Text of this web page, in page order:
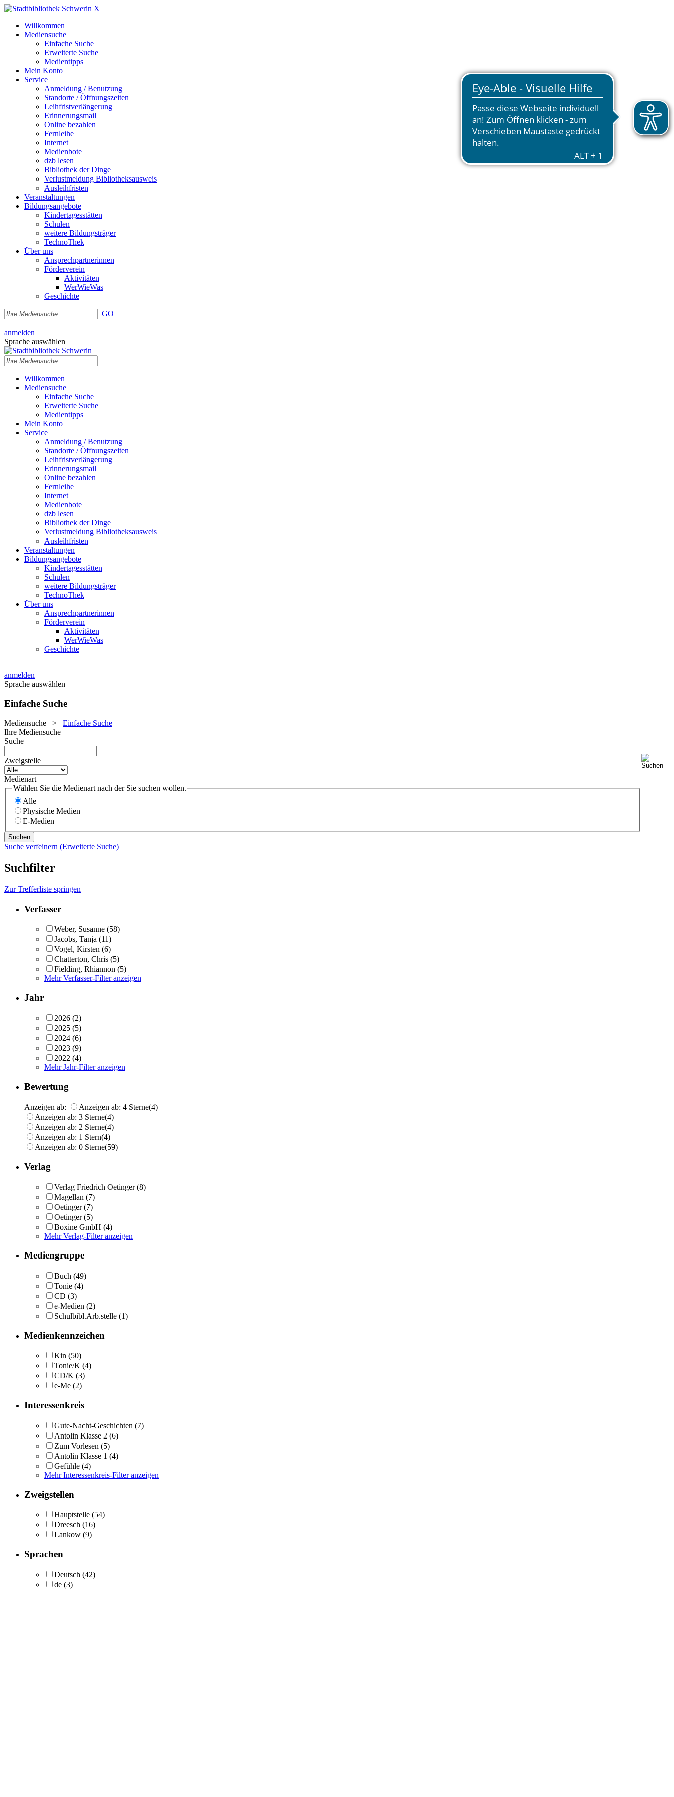
X
Willkommen
Mediensuche
Einfache Suche
Erweiterte Suche
Medientipps
Mein Konto
Service
Anmeldung / Benutzung
Standorte / Öffnungszeiten
Leihfristverlängerung
Erinnerungsmail
Online bezahlen
Fernleihe
Internet
Medienbote
dzb lesen
Bibliothek der Dinge
Verlustmeldung Bibliotheksausweis
Ausleihfristen
Veranstaltungen
Bildungsangebote
Kindertagesstätten
Schulen
weitere Bildungsträger
TechnoThek
Über uns
Ansprechpartnerinnen
Förderverein
Aktivitäten
WerWieWas
Geschichte
GO
|
anmelden
Sprache auswählen
Willkommen
Mediensuche
Einfache Suche
Erweiterte Suche
Medientipps
Mein Konto
Service
Anmeldung / Benutzung
Standorte / Öffnungszeiten
Leihfristverlängerung
Erinnerungsmail
Online bezahlen
Fernleihe
Internet
Medienbote
dzb lesen
Bibliothek der Dinge
Verlustmeldung Bibliotheksausweis
Ausleihfristen
Veranstaltungen
Bildungsangebote
Kindertagesstätten
Schulen
weitere Bildungsträger
TechnoThek
Über uns
Ansprechpartnerinnen
Förderverein
Aktivitäten
WerWieWas
Geschichte
|
anmelden
Sprache auswählen
Einfache Suche
Mediensuche > Einfache Suche
Ihre Mediensuche
Suche
Zweigstelle
Medienart
Wählen Sie die Medienart nach der Sie suchen wollen.
Alle
Physische Medien
E-Medien
Suche verfeinern (Erweiterte Suche)
Suchfilter
Zur Trefferliste springen
Verfasser
Weber, Susanne (58)
Jacobs, Tanja (11)
Vogel, Kirsten (6)
Chatterton, Chris (5)
Fielding, Rhiannon (5)
Mehr Verfasser-Filter anzeigen
Jahr
2026 (2)
2025 (5)
2024 (6)
2023 (9)
2022 (4)
Mehr Jahr-Filter anzeigen
Bewertung
Anzeigen ab: Anzeigen ab: 4 Sterne(4)
Anzeigen ab: 3 Sterne(4)
Anzeigen ab: 2 Sterne(4)
Anzeigen ab: 1 Stern(4)
Anzeigen ab: 0 Sterne(59)
Verlag
Verlag Friedrich Oetinger (8)
Magellan (7)
Oetinger(7)
Oetinger (5)
Boxine GmbH (4)
Mehr Verlag-Filter anzeigen
Mediengruppe
Buch (49)
Tonie (4)
CD (3)
e-Medien (2)
Schulbibl.Arb.stelle (1)
Medienkennzeichen
Kin (50)
Tonie/K (4)
CD/K (3)
e-Me (2)
Interessenkreis
Gute-Nacht-Geschichten (7)
Antolin Klasse 2 (6)
Zum Vorlesen (5)
Antolin Klasse 1 (4)
Gefühle (4)
Mehr Interessenkreis-Filter anzeigen
Zweigstellen
Hauptstelle (54)
Dreesch (16)
Lankow (9)
Sprachen
Deutsch (42)
de (3)